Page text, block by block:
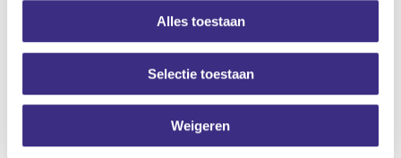
Alles toestaan
Selectie toestaan
Weigeren